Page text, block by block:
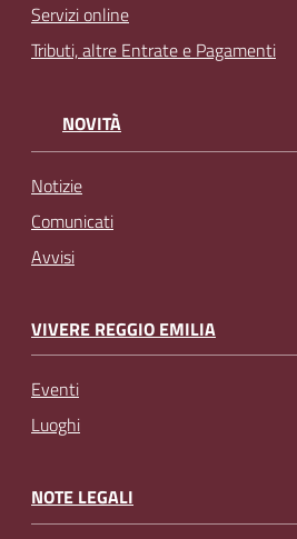
Servizi online
Tributi, altre Entrate e Pagamenti
NOVITÀ
Notizie
Comunicati
Avvisi
VIVERE REGGIO EMILIA
Eventi
Luoghi
NOTE LEGALI